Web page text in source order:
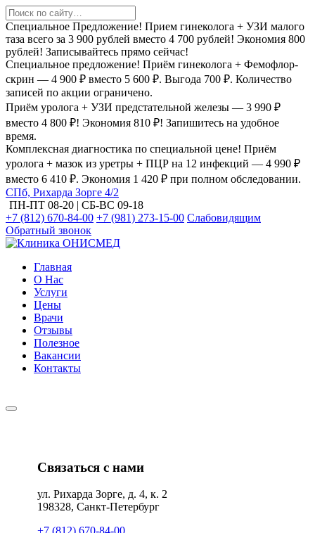
Специальное Предложение! Прием гинеколога + УЗИ малого
таза всего за 3 900 рублей вместо 4 700 рублей! Экономия 800
рублей! Записывайтесь прямо сейчас!
Специальное предложение! Приём гинеколога + Фемофлор-
скрин — 4 900 ₽ вместо 5 600 ₽. Выгода 700 ₽. Количество
записей по акции ограничено.
Приём уролога + УЗИ предстательной железы — 3 990 ₽
вместо 4 800 ₽! Экономия 810 ₽! Запишитесь на удобное
время.
Комплексная диагностика по специальной цене! Приём
уролога + мазок из уретры + ПЦР на 12 инфекций — 4 990 ₽
вместо 6 410 ₽. Экономия 1 420 ₽ при полном обследовании.
СПб, Рихарда Зорге 4/2
ПН-ПТ 08-20 | СБ-ВС 09-18
+7 (812) 670-84-00 +7 (981) 273-15-00 Слабовидящим
Обратный звонок
Главная
О Нас
Услуги
Цены
Врачи
Отзывы
Полезное
Вакансии
Контакты
Связаться с нами
ул. Рихарда Зорге, д. 4, к. 2
198328, Санкт-Петербург